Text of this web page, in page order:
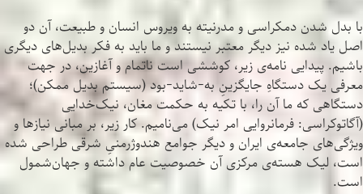
با بدل شدن دمکراسی و مدرنیته به ویروس انسان و طبیعت، آن دو
اصل یاد شده نیز دیگر معتبر نیستند و ما باید به فکر بدیل‌های دیگری
باشیم. پیدایی نامه‌ی زیر، کوششی است ناتمام و آغازین، در جهت
معرفی یک دستگاهِ جایگزینِ به-شاید-بود (سیستم بدیل ممکن)؛
دستگاهی که ما آن را، با تکیه به حکمت مغان، نیک‌خدایی
(آگاتوکراسی: فرمانروایی امر نیک) می‌نامیم. کار زیر، بر مبانی نیازها و
ویژگی‌های جامعه‌ی ایران و دیگر جوامع هندوژرمنیِ شرقی طراحی شده
است، لیک هسته‌ی مرکزی آن خصوصیت عام داشته و جهان‌شمول
است.